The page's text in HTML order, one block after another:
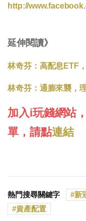
http://
延伸閱讀》
林奇芬：高配息ETF
林奇芬：通膨來襲，
加入i玩錢網站
單，請點連結
熱門搜尋關鍵字 新
資產配置